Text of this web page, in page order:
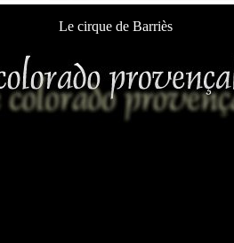
Le cirque de Barriès